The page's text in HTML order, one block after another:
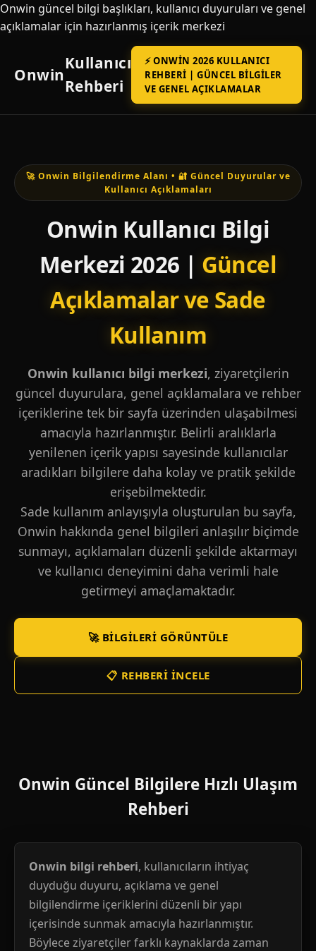
Onwin güncel bilgi başlıkları, kullanıcı duyuruları ve genel
açıklamalar için hazırlanmış içerik merkezi
Onwin
Kullanıcı
Rehberi
⚡ ONWIN 2026 KULLANICI
REHBERI | GÜNCEL BILGILER
VE GENEL AÇIKLAMALAR
🚀 Onwin Bilgilendirme Alanı • 🔐 Güncel Duyurular ve
Kullanıcı Açıklamaları
Onwin Kullanıcı Bilgi
Merkezi 2026 | Güncel
Açıklamalar ve Sade
Kullanım
Onwin kullanıcı bilgi merkezi, ziyaretçilerin
güncel duyurulara, genel açıklamalara ve rehber
içeriklerine tek bir sayfa üzerinden ulaşabilmesi
amacıyla hazırlanmıştır. Belirli aralıklarla
yenilenen içerik yapısı sayesinde kullanıcılar
aradıkları bilgilere daha kolay ve pratik şekilde
erişebilmektedir.
Sade kullanım anlayışıyla oluşturulan bu sayfa,
Onwin hakkında genel bilgileri anlaşılır biçimde
sunmayı, açıklamaları düzenli şekilde aktarmayı
ve kullanıcı deneyimini daha verimli hale
getirmeyi amaçlamaktadır.
🚀 BILGILERI GÖRÜNTÜLE
📋 REHBERI İNCELE
Onwin Güncel Bilgilere Hızlı Ulaşım
Rehberi
Onwin bilgi rehberi, kullanıcıların ihtiyaç
duyduğu duyuru, açıklama ve genel
bilgilendirme içeriklerini düzenli bir yapı
içerisinde sunmak amacıyla hazırlanmıştır.
Böylece ziyaretçiler farklı kaynaklarda zaman